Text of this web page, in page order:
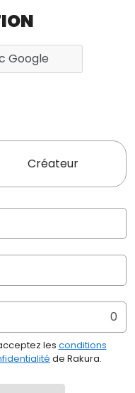
Google
Créateur
0
les conditions
de Rakura.